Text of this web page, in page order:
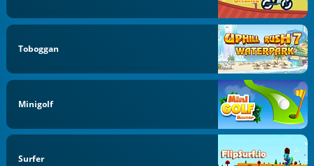
Toboggan
Minigolf
Surfer